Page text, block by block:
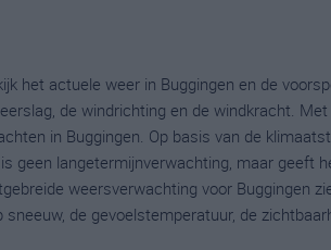
het actuele weer in Buggingen en de
de windrichting en de windkracht. Met
in Buggingen. Op basis van de
geen langetermijnverwachting, maar geeft
weersverwachting voor Buggingen
de gevoelstemperatuur, de